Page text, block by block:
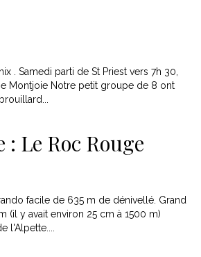
. Samedi parti de St Priest vers 7h 30,
Montjoie Notre petit groupe de 8 ont
: Le Roc Rouge
facile de 635 m de dénivellé. Grand
(il y avait environ 25 cm à 1500 m)
l'Alpette....